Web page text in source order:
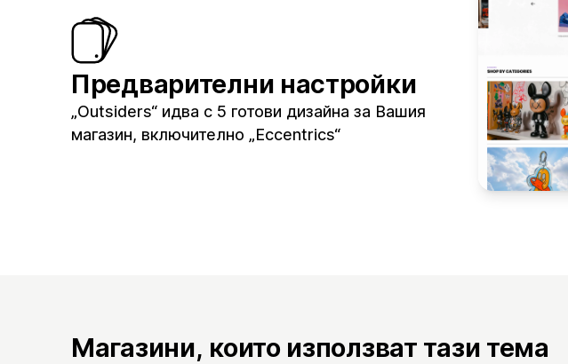
Предварителни настройки
„Outsiders“ идва с 5 готови дизайна за Вашия
магазин, включително „Eccentrics“
Магазини, които използват тази тема